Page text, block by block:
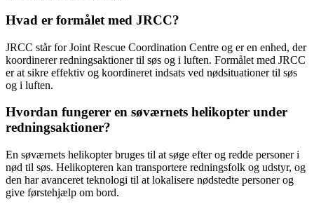
Hvad er formålet med JRCC?
JRCC står for Joint Rescue Coordination Centre og er en enhed, der
koordinerer redningsaktioner til søs og i luften. Formålet med JRCC
er at sikre effektiv og koordineret indsats ved nødsituationer til søs
og i luften.
Hvordan fungerer en søværnets helikopter under
redningsaktioner?
En søværnets helikopter bruges til at søge efter og redde personer i
nød til søs. Helikopteren kan transportere redningsfolk og udstyr, og
den har avanceret teknologi til at lokalisere nødstedte personer og
give førstehjælp om bord.